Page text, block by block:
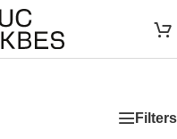
Filters